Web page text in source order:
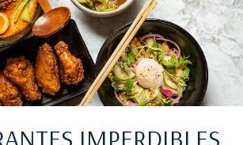
IMPERDIBLES